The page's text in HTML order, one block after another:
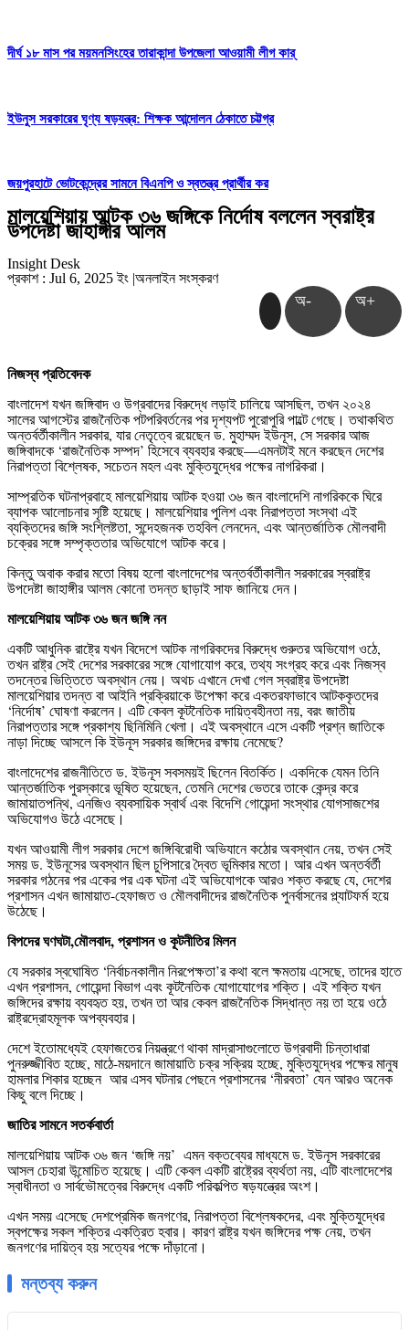
দীর্ঘ ১৮ মাস পর ময়মনসিংহের তারাকান্দা উপজেলা আওয়ামী লীগ কার্
ইউনুস সরকারের ঘৃণ্য ষড়যন্ত্র: শিক্ষক আন্দোলন ঠেকাতে চট্টগ্র
জয়পুরহাটে ভোটকেন্দ্রের সামনে বিএনপি ও স্বতন্ত্র প্রার্থীর কর
মালয়েশিয়ায় আটক ৩৬ জঙ্গিকে নির্দোষ বললেন স্বরাষ্ট্র
উপদেষ্টা জাহাঙ্গীর আলম
Insight Desk
প্রকাশ : Jul 6, 2025 ইং |অনলাইন সংস্করণ
অ- অ+
নিজস্ব প্রতিবেদক
বাংলাদেশ যখন জঙ্গিবাদ ও উগ্রবাদের বিরুদ্ধে লড়াই চালিয়ে আসছিল, তখন ২০২৪
সালের আগস্টের রাজনৈতিক পটপরিবর্তনের পর দৃশ্যপট পুরোপুরি পাল্টে গেছে। তথাকথিত
অন্তর্বর্তীকালীন সরকার, যার নেতৃত্বে রয়েছেন ড. মুহাম্মদ ইউনূস, সে সরকার আজ
জঙ্গিবাদকে ‘রাজনৈতিক সম্পদ’ হিসেবে ব্যবহার করছে—এমনটাই মনে করছেন দেশের
নিরাপত্তা বিশ্লেষক, সচেতন মহল এবং মুক্তিযুদ্ধের পক্ষের নাগরিকরা।
সাম্প্রতিক ঘটনাপ্রবাহে মালয়েশিয়ায় আটক হওয়া ৩৬ জন বাংলাদেশি নাগরিককে ঘিরে
ব্যাপক আলোচনার সৃষ্টি হয়েছে। মালয়েশিয়ার পুলিশ এবং নিরাপত্তা সংস্থা এই
ব্যক্তিদের জঙ্গি সংশ্লিষ্টতা, সন্দেহজনক তহবিল লেনদেন, এবং আন্তর্জাতিক মৌলবাদী
চক্রের সঙ্গে সম্পৃক্ততার অভিযোগে আটক করে।
কিন্তু অবাক করার মতো বিষয় হলো বাংলাদেশের অন্তর্বর্তীকালীন সরকারের স্বরাষ্ট্র
উপদেষ্টা জাহাঙ্গীর আলম কোনো তদন্ত ছাড়াই সাফ জানিয়ে দেন।
মালয়েশিয়ায় আটক ৩৬ জন জঙ্গি নন
একটি আধুনিক রাষ্ট্রে যখন বিদেশে আটক নাগরিকদের বিরুদ্ধে গুরুতর অভিযোগ ওঠে,
তখন রাষ্ট্র সেই দেশের সরকারের সঙ্গে যোগাযোগ করে, তথ্য সংগ্রহ করে এবং নিজস্ব
তদন্তের ভিত্তিতে অবস্থান নেয়। অথচ এখানে দেখা গেল স্বরাষ্ট্র উপদেষ্টা
মালয়েশিয়ার তদন্ত বা আইনি প্রক্রিয়াকে উপেক্ষা করে একতরফাভাবে আটককৃতদের
‘নির্দোষ’ ঘোষণা করলেন। এটি কেবল কূটনৈতিক দায়িত্বহীনতা নয়, বরং জাতীয়
নিরাপত্তার সঙ্গে প্রকাশ্য ছিনিমিনি খেলা। এই অবস্থানে এসে একটি প্রশ্ন জাতিকে
নাড়া দিচ্ছে আসলে কি ইউনূস সরকার জঙ্গিদের রক্ষায় নেমেছে?
বাংলাদেশের রাজনীতিতে ড. ইউনূস সবসময়ই ছিলেন বিতর্কিত। একদিকে যেমন তিনি
আন্তর্জাতিক পুরস্কারে ভূষিত হয়েছেন, তেমনি দেশের ভেতরে তাকে কেন্দ্র করে
জামায়াতপন্থি, এনজিও ব্যবসায়িক স্বার্থ এবং বিদেশি গোয়েন্দা সংস্থার যোগসাজশের
অভিযোগও উঠে এসেছে।
যখন আওয়ামী লীগ সরকার দেশে জঙ্গিবিরোধী অভিযানে কঠোর অবস্থান নেয়, তখন সেই
সময় ড. ইউনূসের অবস্থান ছিল চুপিসারে দ্বৈত ভূমিকার মতো। আর এখন অন্তর্বর্তী
সরকার গঠনের পর একের পর এক ঘটনা এই অভিযোগকে আরও শক্ত করছে যে, দেশের
প্রশাসন এখন জামায়াত-হেফাজত ও মৌলবাদীদের রাজনৈতিক পুনর্বাসনের প্ল্যাটফর্ম হয়ে
উঠেছে।
বিপদের ঘণঘটা,মৌলবাদ, প্রশাসন ও কূটনীতির মিলন
যে সরকার স্বঘোষিত ‘নির্বাচনকালীন নিরপেক্ষতা’র কথা বলে ক্ষমতায় এসেছে, তাদের হাতে
এখন প্রশাসন, গোয়েন্দা বিভাগ এবং কূটনৈতিক যোগাযোগের শক্তি। এই শক্তি যখন
জঙ্গিদের রক্ষায় ব্যবহৃত হয়, তখন তা আর কেবল রাজনৈতিক সিদ্ধান্ত নয় তা হয়ে ওঠে
রাষ্ট্রদ্রোহমূলক অপব্যবহার।
দেশে ইতোমধ্যেই হেফাজতের নিয়ন্ত্রণে থাকা মাদ্রাসাগুলোতে উগ্রবাদী চিন্তাধারা
পুনরুজ্জীবিত হচ্ছে, মাঠে-ময়দানে জামায়াতি চক্র সক্রিয় হচ্ছে, মুক্তিযুদ্ধের পক্ষের মানুষ
হামলার শিকার হচ্ছেন আর এসব ঘটনার পেছনে প্রশাসনের ‘নীরবতা’ যেন আরও অনেক
কিছু বলে দিচ্ছে।
জাতির সামনে সতর্কবার্তা
মালয়েশিয়ায় আটক ৩৬ জন ‘জঙ্গি নয়’ এমন বক্তব্যের মাধ্যমে ড. ইউনূস সরকারের
আসল চেহারা উন্মোচিত হয়েছে। এটি কেবল একটি রাষ্ট্রের ব্যর্থতা নয়, এটি বাংলাদেশের
স্বাধীনতা ও সার্বভৌমত্বের বিরুদ্ধে একটি পরিকল্পিত ষড়যন্ত্রের অংশ।
এখন সময় এসেছে দেশপ্রেমিক জনগণের, নিরাপত্তা বিশ্লেষকদের, এবং মুক্তিযুদ্ধের
স্বপক্ষের সকল শক্তির একত্রিত হবার। কারণ রাষ্ট্র যখন জঙ্গিদের পক্ষ নেয়, তখন
জনগণের দায়িত্ব হয় সত্যের পক্ষে দাঁড়ানো।
মন্তব্য করুন